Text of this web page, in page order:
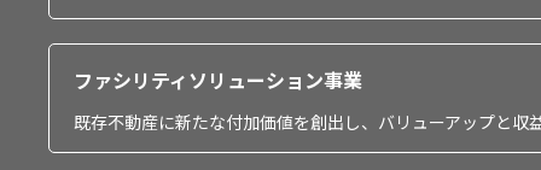
ファシリティソリューション事業
既存不動産に新たな付加価値を創出し、バリューアップと収